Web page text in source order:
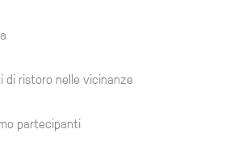
di ristoro nelle vicinanze
partecipanti